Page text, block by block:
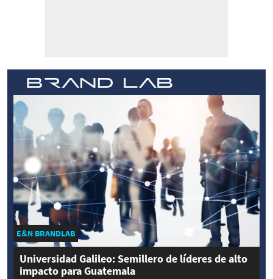
E&N BRANDLAB
Universidad Galileo: Semillero de líderes de alto
impacto para Guatemala